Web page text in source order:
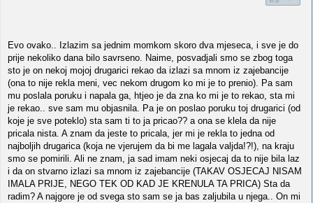
Evo ovako.. Izlazim sa jednim momkom skoro dva mjeseca, i sve je do
prije nekoliko dana bilo savrseno. Naime, posvadjali smo se zbog toga
sto je on nekoj mojoj drugarici rekao da izlazi sa mnom iz zajebancije
(ona to nije rekla meni, vec nekom drugom ko mi je to prenio). Pa sam
mu poslala poruku i napala ga, htjeo je da zna ko mi je to rekao, sta mi
je rekao.. sve sam mu objasnila. Pa je on poslao poruku toj drugarici (od
koje je sve poteklo) sta sam ti to ja pricao?? a ona se klela da nije
pricala nista. A znam da jeste to pricala, jer mi je rekla to jedna od
najboljih drugarica (koja ne vjerujem da bi me lagala valjda!?!), na kraju
smo se pomirili. Ali ne znam, ja sad imam neki osjecaj da to nije bila laz
i da on stvarno izlazi sa mnom iz zajebancije (TAKAV OSJECAJ NISAM
IMALA PRIJE, NEGO TEK OD KAD JE KRENULA TA PRICA) Sta da
radim? A najgore je od svega sto sam se ja bas zaljubila u njega.. On mi